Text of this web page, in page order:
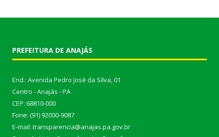
PREFEITURA DE ANAJÁS
End.: Avenida Pedro José da Silva, 01
Centro - Anajás - PA
CEP: 68810-000
Fone: (91) 92000-9087
E-mail: transparencia@anajas.pa.gov.br